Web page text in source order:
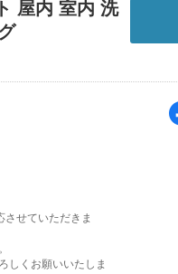
屋内 室内 洗
せていただきま
しくお願いいたしま